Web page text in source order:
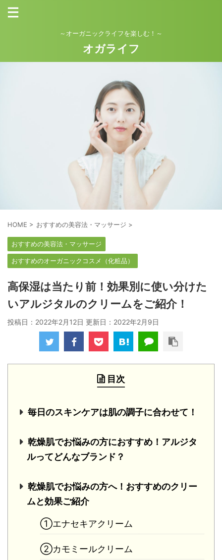
～オーガニックライフを楽しむ！～
オガライフ
HOME > おすすめの美容法・マッサージ >
おすすめの美容法・マッサージ
おすすめのオーガニックコスメ（化粧品）
高保湿は当たり前！効果別に使い分けた
いアルジタルのクリームをご紹介！
投稿日：2022年2月12日 更新日： 2022年2月9日
目次
毎日のスキンケアは肌の調子に合わせて！
乾燥肌でお悩みの方におすすめ！アルジタ
ルってどんなブランド？
乾燥肌でお悩みの方へ！おすすめのクリー
ムと効果ご紹介
①エナセキアクリーム
②カモミールクリーム